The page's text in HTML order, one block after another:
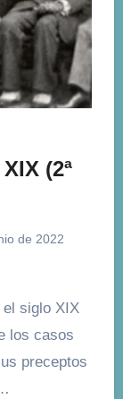
(2ª
de 2022
siglo XIX
los casos
preceptos